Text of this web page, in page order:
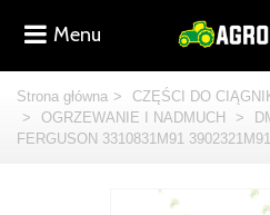
Menu
Strona główna > CZĘŚCI DO
>
OGRZEWANIE I NADMUCH >
FERGUSON 3310831M91